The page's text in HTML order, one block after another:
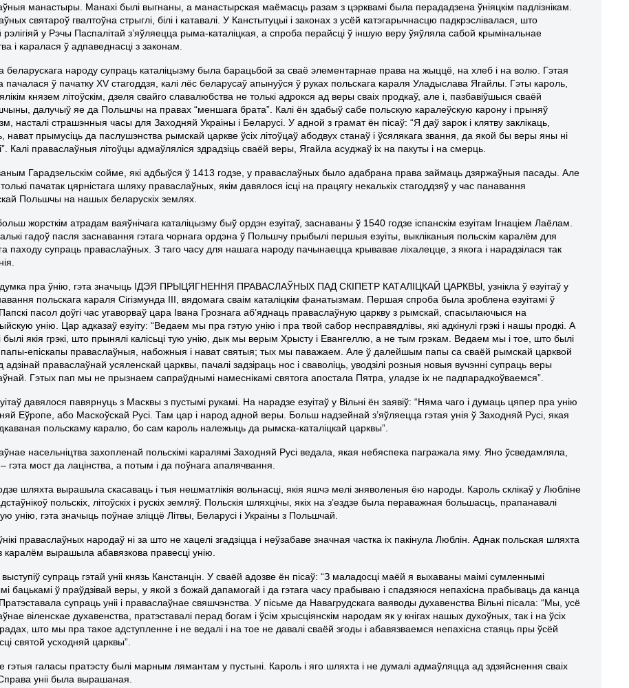
манастыры. Манахі былі выгнаны, а манастырская маёмасць разам з цэрквамі была перададзена ўніяцкім падлізнікам.
святароў гвалтоўна стрыглі, білі і катавалі. У Канстытуцыі і законах з усёй катэгарычнасцю падкрэслівалася, што
рэлігіяй у Рэчы Паспалітай з’яўляецца рыма-каталіцкая, а спроба перайсці ў іншую веру ўяўляла сабой крымінальнае
і каралася ў адпаведнасці з законам.
беларускага народу супраць каталіцызму была барацьбой за сваё элементарнае права на жыццё, на хлеб і на волю. Гэтая
пачалася ў пачатку XV стагоддзя, калі лёс беларусаў апынуўся ў руках польскага караля Уладыслава Ягайлы. Гэты кароль,
князем літоўскім, дзеля свайго славалюбства не толькі адрокся ад веры сваіх продкаў, але і, пазбавіўшыся сваёй
далучыў яе да Польшчы на правах “меншага брата”. Калі ён здабыў сабе польскую каралеўскую карону і прыняў
насталі страшэнныя часы для Заходняй Украіны і Беларусі. У адной з грамат ён пісаў: “Я даў зарок і клятву заклікаць,
нават прымусіць да паслушэнства рымскай царкве ўсіх літоўцаў абодвух станаў і ўсялякага звання, да якой бы веры яны ні
Калі праваслаўныя літоўцы адмаўляліся здрадзіць сваёй веры, Ягайла асуджаў іх на пакуты і на смерць.
Гарадзельскім сойме, які адбыўся ў 1413 годзе, у праваслаўных было адабрана права займаць дзяржаўныя пасады. Але
пачатак цярністага шляху праваслаўных, якім давялося ісці на працягу некалькіх стагоддзяў у час панавання
Польшчы на нашых беларускіх землях.
жорсткім атрадам ваяўнічага каталіцызму быў ордэн езуітаў, заснаваны ў 1540 годзе іспанскім езуітам Ігнаціем Лаёлам.
гадоў пасля заснавання гэтага чорнага ордэна ў Польшчу прыбылі першыя езуіты, выкліканыя польскім каралём для
паходу супраць праваслаўных. З таго часу для нашага народу пачынаецца крывавае ліхалецце, з якога і нарадзілася так
пра ўнію, гэта значыць ІДЭЯ ПРЫЦЯГНЕННЯ ПРАВАСЛАЎНЫХ ПАД СКІПЕТР КАТАЛІЦКАЙ ЦАРКВЫ, узнікла ў езуітаў у
польскага караля Сігізмунда ІІІ, вядомага сваім каталіцкім фанатызмам. Першая спроба была зроблена езуітамі ў
пасол доўгі час угаворваў цара Івана Грознага аб’яднаць праваслаўную царкву з рымскай, спасылаючыся на
унію. Цар адказаў езуіту: “Ведаем мы пра гэтую унію і пра твой сабор несправядлівы, які адкінулі грэкі і нашы продкі. А
былі якія грэкі, што прынялі калісьці тую унію, дык мы верым Хрысту і Евангеллю, а не тым грэкам. Ведаем мы і тое, што былі
епіскапы праваслаўныя, набожныя і нават святыя; тых мы паважаем. Але ў далейшым папы са сваёй рымскай царквой
адзінай праваслаўнай усяленскай царквы, пачалі задзіраць нос і сваволіць, уводзілі розныя новыя вучэнні супраць веры
Гэтых пап мы не прызнаем сапраўднымі намеснікамі святога апостала Пятра, уладзе іх не падпарадкоўваемся”.
давялося павярнуць з Масквы з пустымі рукамі. На нарадзе езуітаў у Вільні ён заявіў: “Няма чаго і думаць цяпер пра унію
Еўропе, або Маскоўскай Русі. Там цар і народ адной веры. Больш надзейнай з’яўляецца гэтая унія ў Заходняй Русі, якая
польскаму каралю, бо сам кароль належыць да рымска-каталіцкай царквы”.
насельніцтва захопленай польскімі каралямі Заходняй Русі ведала, якая небяспека пагражала яму. Яно ўсведамляла,
гэта мост да лацінства, а потым і да поўнага апалячвання.
шляхта вырашыла скасаваць і тыя нешматлікія вольнасці, якія яшчэ мелі зняволеныя ёю народы. Кароль склікаў у Любліне
польскіх, літоўскіх і рускіх земляў. Польскія шляхцічы, якіх на з’ездзе была пераважная большасць, прапанавалі
унію, гэта значыць поўнае зліццё Літвы, Беларусі і Украіны з Польшчай.
праваслаўных народаў ні за што не хацелі згадзіцца і неўзабаве значная частка іх пакінула Люблін. Аднак польская шляхта
каралём вырашыла абавязкова правесці унію.
супраць гэтай уніі князь Канстанцін. У сваёй адозве ён пісаў: “З маладосці маёй я выхаваны маімі сумленнымі
бацькамі ў праўдзівай веры, у якой з божай дапамогай і да гэтага часу прабываю і спадзяюся непахісна прабываць да канца
супраць уніі і праваслаўнае свяшчэнства. У пісьме да Навагрудскага ваяводы духавенства Вільні пісала: “Мы, усё
віленскае духавенства, пратэставалі перад богам і ўсім хрысціянскім народам як у кнігах нашых духоўных, так і на ўсіх
што мы пра такое адступленне і не ведалі і на тое не давалі сваёй згоды і абавязваемся непахісна стаяць пры ўсёй
святой усходняй царквы”.
гэтыя галасы пратэсту былі марным лямантам у пустыні. Кароль і яго шляхта і не думалі адмаўляцца ад здзяйснення сваіх
уніі была вырашаная.